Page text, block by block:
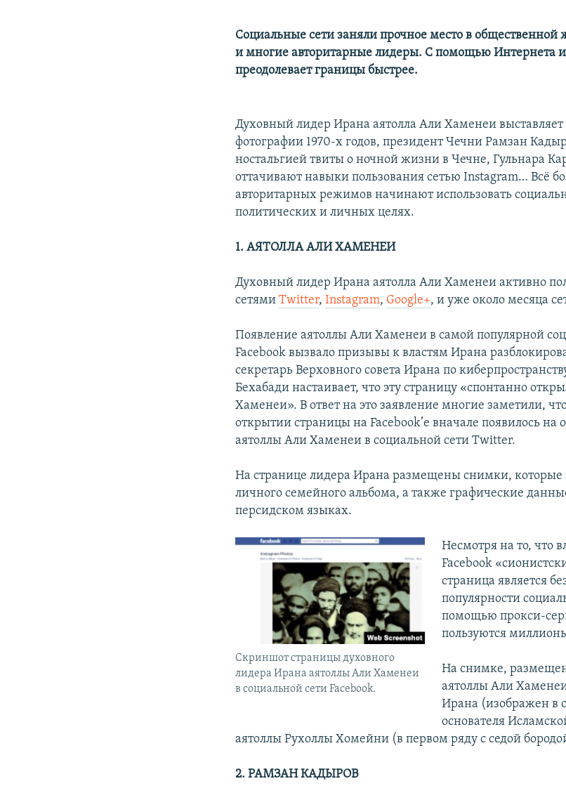
Социальные сети заняли прочное место в
и многие авторитарные лидеры. С помощью Интернета
преодолевает границы быстрее.
Духовный лидер Ирана аятолла Али Хаменеи
фотографии 1970-х годов, президент Чечни Рамзан
ностальгией твиты о ночной жизни в Чечне, Гульнара
оттачивают навыки пользования сетью Instagram… Всё
авторитарных режимов начинают использовать
политических и личных целях.
1. АЯТОЛЛА АЛИ ХАМЕНЕИ
Духовный лидер Ирана аятолла Али Хаменеи активно
сетямиTwitter,Instagram, Google+, и уже около месяца
Появление аятоллы Али Хаменеи в самой популярной
Facebook вызвало призывы к властям Ирана
секретарь Верховного совета Ирана по
Бехабади настаивает, что эту страницу «спонтанно
Хаменеи». В ответ на это заявление многие заметили,
открытии страницы на Facebook’е вначале появилось на
аятоллы Али Хаменеи в социальной сети Twitter.
На странице лидера Ирана размещены снимки, которые
личного семейного альбома, а также графические
персидском языках.
Скриншот страницы духовного
лидера Ирана аятоллы Али Хаменеи
в социальной сети Facebook.
Несмотря на то, что
Facebook
страница является
популярности
помощью прокси-
пользуются
На снимке,
аятоллы Али
Ирана (изображен в
основателя
аятоллы Рухоллы Хомейни (в первом ряду с седой
2. РАМЗАН КАДЫРОВ